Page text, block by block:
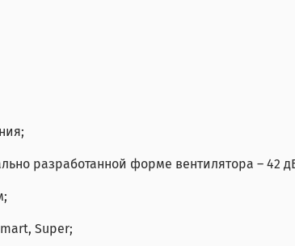
разработанной форме вентилятора – 42
Super;